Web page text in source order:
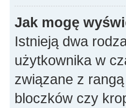
Jak mogę
Istnieją dwa
użytkownika w
związane z
bloczków czy